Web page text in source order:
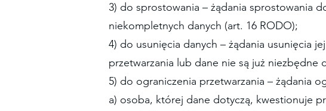
3) do sprostowania – żądania sprostowania
niekompletnych danych (art. 16 RODO);
4) do usunięcia danych – żądania usunięcia
przetwarzania lub dane nie są już niezbędne
5) do ograniczenia przetwarzania – żądania
a) osoba, której dane dotyczą, kwestionuje